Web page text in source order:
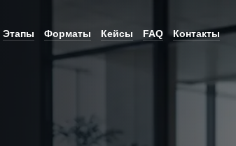
Этапы Форматы Кейсы FAQ Контакты